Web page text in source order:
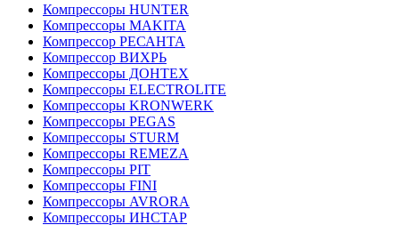
Компрессоры HUNTER
Компрессоры MAKITA
Компрессор РЕСАНТА
Компрессор ВИХРЬ
Компрессоры ДОНТЕХ
Компрессоры ELECTROLITE
Компрессоры KRONWERK
Компрессоры PEGAS
Компрессоры STURM
Компрессоры REMEZA
Компрессоры PIT
Компрессоры FINI
Компрессоры AVRORA
Компрессоры ИНСТАР